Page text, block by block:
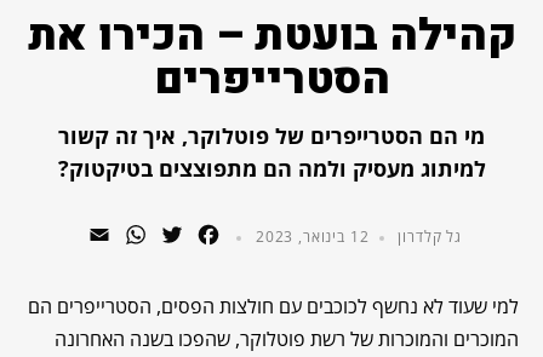
קהילה בועטת – הכירו את
הסטרייפרים
מי הם הסטרייפרים של פוטלוקר, איך זה קשור
למיתוג מעסיק ולמה הם מתפוצצים בטיקטוק?
גל קלדרון 12 בינואר, 2023 Facebook
Twitter
WhatsApp
למי שעוד לא נחשף לכוכבים עם חולצות הפסים, הסטרייפרים הם
המוכרים והמוכרות של רשת פוטלוקר, שהפכו בשנה האחרונה